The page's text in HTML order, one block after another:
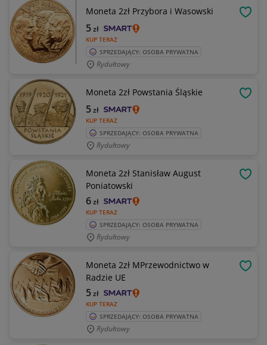
Moneta 2zł Przybora i Wasowski
KUP TERAZ
5zł
SPRZEDAJĄCY: OSOBA PRYWATNA
Rydułtowy
Moneta 2zł Powstania Śląskie
KUP TERAZ
5zł
SPRZEDAJĄCY: OSOBA PRYWATNA
Rydułtowy
Moneta 2zł Stanisław August
Poniatowski
KUP TERAZ
6zł
SPRZEDAJĄCY: OSOBA PRYWATNA
Rydułtowy
Moneta 2zł MPrzewodnictwo w
Radzie UE
KUP TERAZ
5zł
SPRZEDAJĄCY: OSOBA PRYWATNA
Rydułtowy